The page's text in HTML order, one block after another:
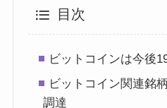
目次
ビットコインは今後
ビットコイン関連銘
調達